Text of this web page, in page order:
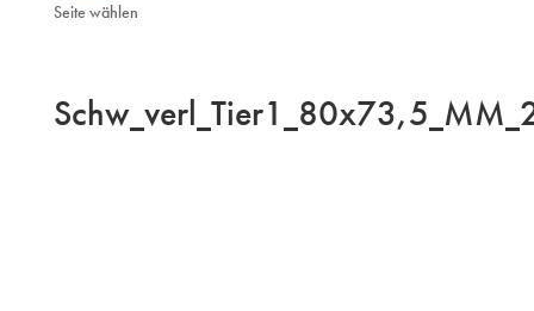
Seite wählen